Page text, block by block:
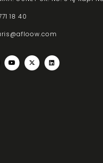
18 40